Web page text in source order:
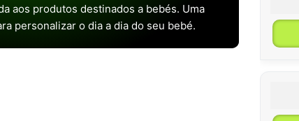
aos produtos destinados a bebés. Uma
personalizar o dia a dia do seu bebé.